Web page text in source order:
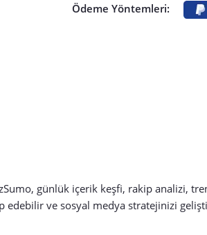
Ödeme Yöntemleri:
günlük içerik keşfi, rakip analizi,
ve sosyal medya stratejinizi